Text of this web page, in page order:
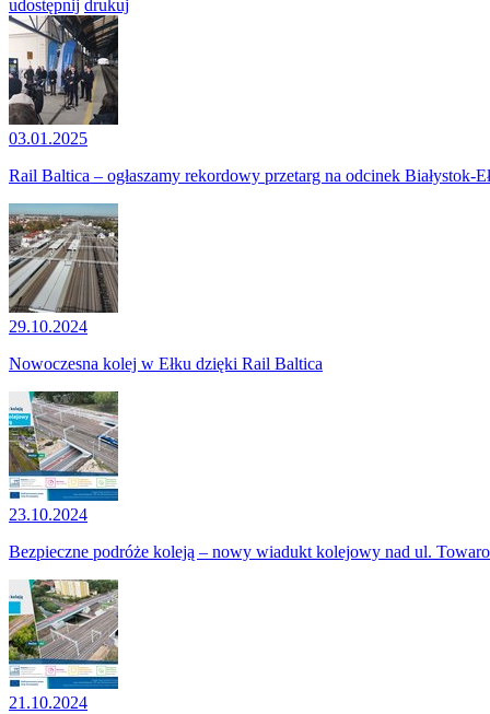
udostępnij drukuj
03.01.2025
Rail Baltica – ogłaszamy rekordowy przetarg na odcinek Białystok-
29.10.2024
Nowoczesna kolej w Ełku dzięki Rail Baltica
23.10.2024
Bezpieczne podróże koleją – nowy wiadukt kolejowy nad ul.
21.10.2024